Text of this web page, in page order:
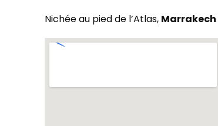
Nichée au pied de l’Atlas, Marrakech